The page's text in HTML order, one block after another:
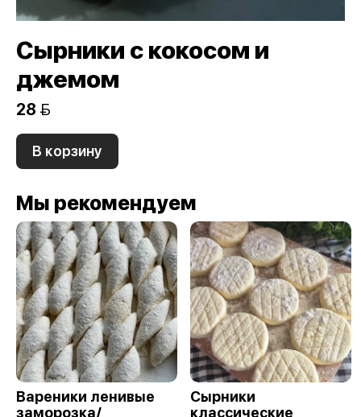
Сырники с кокосом и
джемом
28 
В корзину
Мы рекомендуем
Вареники ленивые
заморозка/
Сырники
классические